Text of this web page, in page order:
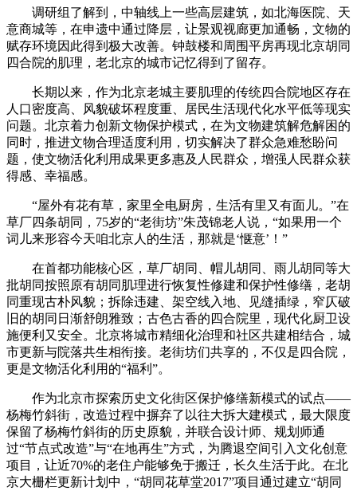
调研组了解到，中轴线上一些高层建筑，如北海医院、天
意商城等，在申遗中通过降层，让景观视廊更加通畅，文物的
赋存环境因此得到极大改善。钟鼓楼和周围平房再现北京胡同
四合院的肌理，老北京的城市记忆得到了留存。
长期以来，作为北京老城主要肌理的传统四合院地区存在
人口密度高、风貌破坏程度重、居民生活现代化水平低等现实
问题。北京着力创新文物保护模式，在为文物建筑解危解困的
同时，推进文物合理适度利用，切实解决了群众急难愁盼问
题，使文物活化利用成果更多惠及人民群众，增强人民群众获
得感、幸福感。
“屋外有花有草，家里全电厨房，生活有里又有面儿。”在
草厂四条胡同，75岁的“老街坊”朱茂锦老人说，“如果用一个
词儿来形容今天咱北京人的生活，那就是‘惬意’！”
在首都功能核心区，草厂胡同、帽儿胡同、雨儿胡同等大
批胡同按照原有胡同肌理进行恢复性修建和保护性修缮，老胡
同重现古朴风貌；拆除违建、架空线入地、见缝插绿，窄仄破
旧的胡同日渐舒朗雅致；古色古香的四合院里，现代化厨卫设
施便利又安全。北京将城市精细化治理和社区共建相结合，城
市更新与院落共生相衔接。老街坊们共享的，不仅是四合院，
更是文物活化利用的“福利”。
作为北京市探索历史文化街区保护修缮新模式的试点——
杨梅竹斜街，改造过程中摒弃了以往大拆大建模式，最大限度
保留了杨梅竹斜街的历史原貌，并联合设计师、规划师通
过“节点式改造”与“在地再生”方式，为腾退空间引入文化创意
项目，让近70%的老住户能够免于搬迁，长久生活于此。在北
京大栅栏更新计划中，“胡同花草堂2017”项目通过建立“胡同